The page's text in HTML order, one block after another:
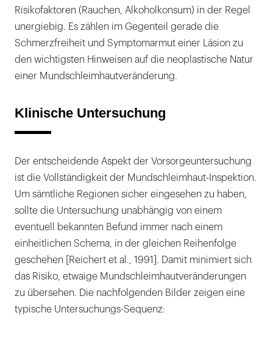
Risikofaktoren (Rauchen, Alkoholkonsum) in der Regel
unergiebig. Es zählen im Gegenteil gerade die
Schmerzfreiheit und Symptomarmut einer Läsion zu
den wichtigsten Hinweisen auf die neoplastische Natur
einer Mundschleimhautveränderung.
Klinische Untersuchung
Der entscheidende Aspekt der Vorsorgeuntersuchung
ist die Vollständigkeit der Mundschleimhaut-Inspektion.
Um sämtliche Regionen sicher eingesehen zu haben,
sollte die Untersuchung unabhängig von einem
eventuell bekannten Befund immer nach einem
einheitlichen Schema, in der gleichen Reihenfolge
geschehen [Reichert et al., 1991]. Damit minimiert sich
das Risiko, etwaige Mundschleimhautveränderungen
zu übersehen. Die nachfolgenden Bilder zeigen eine
typische Untersuchungs-Sequenz: